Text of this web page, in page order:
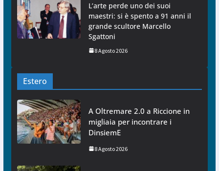
L’arte perde uno dei suoi
maestri: si è spento a 91 anni il
grande scultore Marcello
Sgattoni
8 Agosto 2026
Estero
A Oltremare 2.0 a Riccione in
migliaia per incontrare i
DinsiemE
8 Agosto 2026